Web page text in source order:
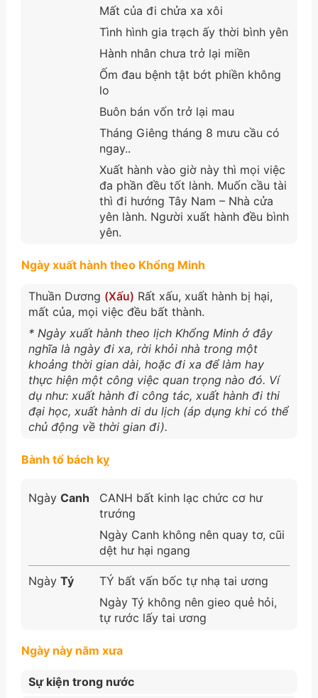
Mất của đi chửa xa xôi
Tình hình gia trạch ấy thời bình yên
Hành nhân chưa trở lại miền
Ốm đau bệnh tật bớt phiền không
lo
Buôn bán vốn trở lại mau
Tháng Giêng tháng 8 mưu cầu có
ngay..
Xuất hành vào giờ này thì mọi việc
đa phần đều tốt lành. Muốn cầu tài
thì đi hướng Tây Nam – Nhà cửa
yên lành. Người xuất hành đều bình
yên.
Ngày xuất hành theo Khổng Minh
Thuần Dương (Xấu) Rất xấu, xuất hành bị hại,
mất của, mọi việc đều bất thành.
* Ngày xuất hành theo lịch Khổng Minh ở đây
nghĩa là ngày đi xa, rời khỏi nhà trong một
khoảng thời gian dài, hoặc đi xa để làm hay
thực hiện một công việc quan trọng nào đó. Ví
dụ như: xuất hành đi công tác, xuất hành đi thi
đại học, xuất hành di du lịch (áp dụng khi có thể
chủ động về thời gian đi).
Bành tổ bách kỵ
Ngày Canh
CANH bất kinh lạc chức cơ hư
trướng
Ngày Canh không nên quay tơ, cũi
dệt hư hại ngang
Ngày Tý
TÝ bất vấn bốc tự nhạ tai ương
Ngày Tý không nên gieo quẻ hỏi,
tự rước lấy tai ương
Ngày này năm xưa
Sự kiện trong nước